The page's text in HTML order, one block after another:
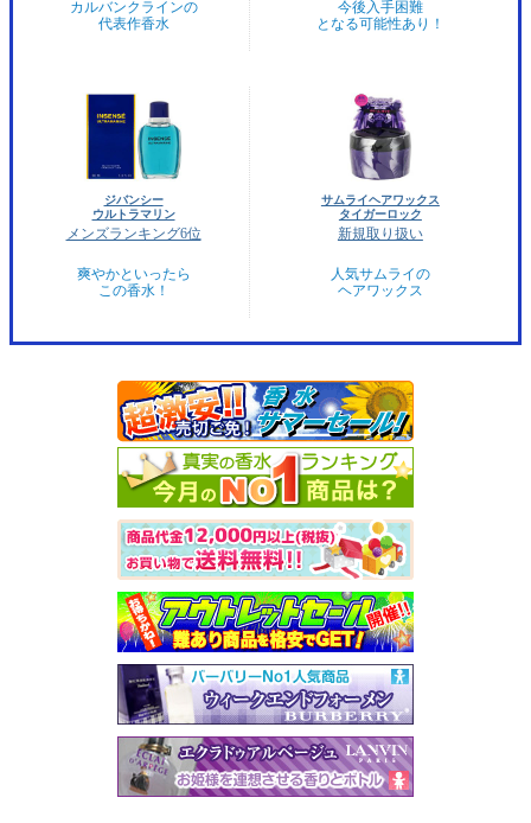
カルバンクラインの
代表作香水
今後入手困難
となる可能性あり！
ジバンシー
ウルトラマリン
メンズランキング6位
爽やかといったら
この香水！
サムライヘアワックス
タイガーロック
新規取り扱い
人気サムライの
ヘアワックス